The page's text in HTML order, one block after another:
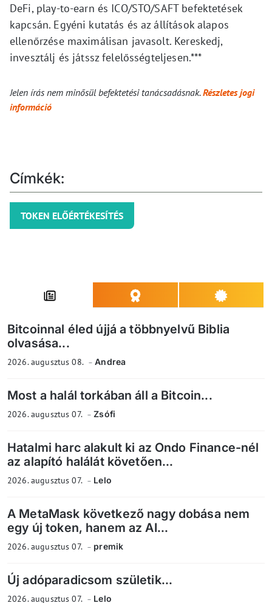
DeFi, play-to-earn és ICO/STO/SAFT befektetések
kapcsán. Egyéni kutatás és az állítások alapos
ellenőrzése maximálisan javasolt. Kereskedj,
invesztálj és játssz felelősségteljesen.***
Jelen írás nem minősül befektetési tanácsadásnak.Részletes jogi
információ
Címkék:
TOKEN ELŐÉRTÉKESÍTÉS
Bitcoinnal éled újjá a többnyelvű Biblia
olvasása...
2026. augusztus 08. Andrea
Most a halál torkában áll a Bitcoin...
2026. augusztus 07. Zsófi
Hatalmi harc alakult ki az Ondo Finance-nél
az alapító halálát követően...
2026. augusztus 07. Lelo
A MetaMask következő nagy dobása nem
egy új token, hanem az AI...
2026. augusztus 07. premik
Új adóparadicsom születik...
2026. augusztus 07. Lelo